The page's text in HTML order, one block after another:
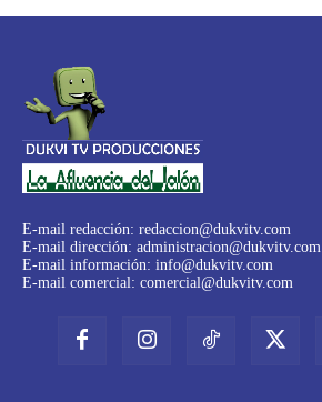
E-mail redacción: redaccion@dukvitv.com
E-mail dirección: administracion@dukvitv.com
E-mail información: info@dukvitv.com
E-mail comercial: comercial@dukvitv.com